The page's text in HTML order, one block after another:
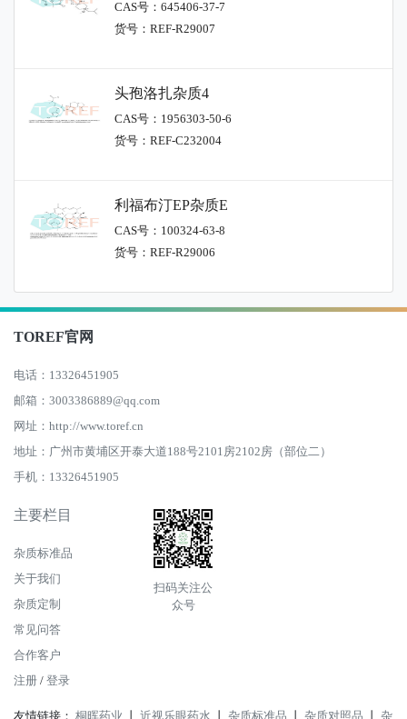
CAS号：645406-37-7
货号：REF-R29007
头孢洛扎杂质4
CAS号：1956303-50-6
货号：REF-C232004
利福布汀EP杂质E
CAS号：100324-63-8
货号：REF-R29006
TOREF官网
电话：13326451905
邮箱：3003386889@qq.com
网址：http://www.toref.cn
地址：广州市黄埔区开泰大道188号2101房2102房（部位二）
手机：13326451905
主要栏目
杂质标准品
关于我们
杂质定制
常见问答
合作客户
注册 / 登录
扫码关注公
众号